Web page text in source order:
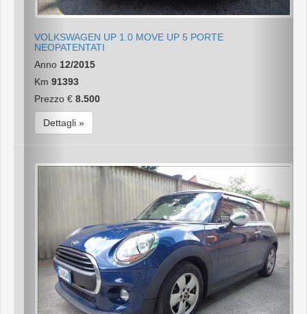
VOLKSWAGEN UP 1.0 MOVE UP 5 PORTE
NEOPATENTATI
Anno 12/2015
Km 91393
Prezzo € 8.500
Dettagli »